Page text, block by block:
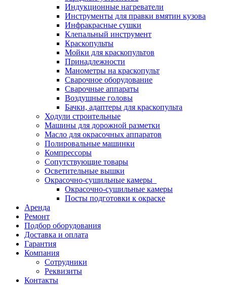
Индукционные нагреватели
Инструменты для правки вмятин кузова
Инфракрасные сушки
Клепальный инструмент
Краскопульты
Мойки для краскопультов
Принадлежности
Манометры на краскопульт
Сварочное оборудование
Сварочные аппараты
Воздушные головы
Бачки, адаптеры для краскопульта
Ходули строительные
Машины для дорожной разметки
Масло для окрасочных аппаратов
Полировальные машинки
Компрессоры
Сопутствующие товары
Осветительные вышки
Окрасочно-сушильные камеры
Окрасочно-сушильные камеры
Посты подготовки к окраске
Аренда
Ремонт
Подбор оборудования
Доставка и оплата
Гарантия
Компания
Сотрудники
Реквизиты
Контакты